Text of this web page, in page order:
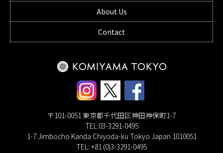
About Us
Contact
〒101-0051 東京都千代田区神田神保町1-7
TEL:03-3291-0495
1-7 Jimbocho Kanda Chiyoda-ku Tokyo Japan 1010051
TEL: +81 (0)3-3291-0495